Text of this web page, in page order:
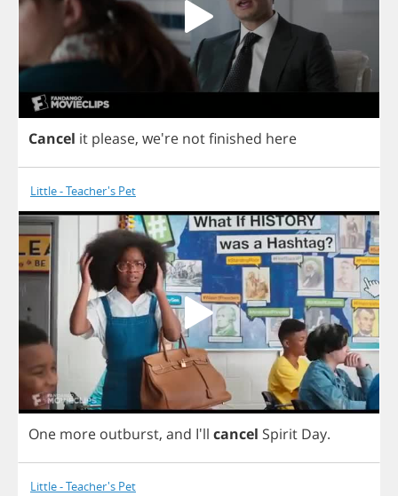
Cancel it please, we're notfinished here
Little - Teacher's Pet
One more outburst, and I'll cancel Spirit Day.
Little - Teacher's Pet